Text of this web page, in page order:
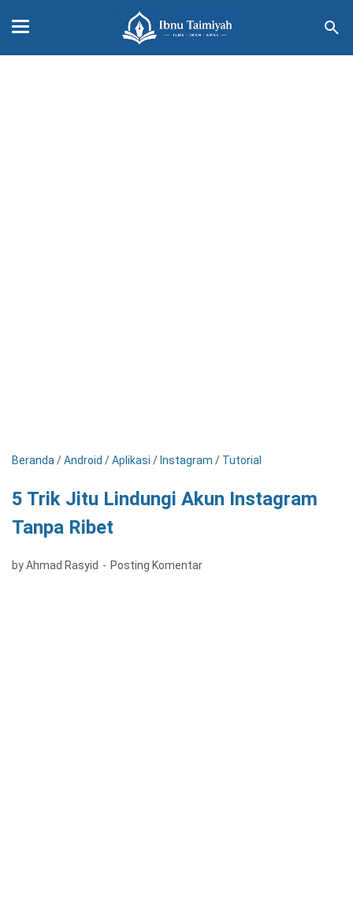
Beranda /Android /Aplikasi / Instagram / Tutorial
5 Trik Jitu Lindungi Akun Instagram
Tanpa Ribet
by Ahmad Rasyid Posting Komentar